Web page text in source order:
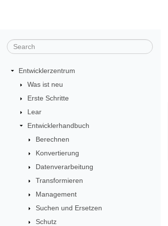
Entwicklerzentrum
Was ist neu
Erste Schritte
Lear
Entwicklerhandbuch
Berechnen
Konvertierung
Datenverarbeitung
Transformieren
Management
Suchen und Ersetzen
Schutz